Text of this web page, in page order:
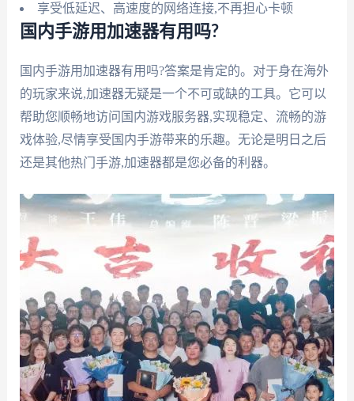
享受低延迟、高速度的网络连接,不再担心卡顿
国内手游用加速器有用吗?
国内手游用加速器有用吗?答案是肯定的。对于身在海外
的玩家来说,加速器无疑是一个不可或缺的工具。它可以
帮助您顺畅地访问国内游戏服务器,实现稳定、流畅的游
戏体验,尽情享受国内手游带来的乐趣。无论是明日之后
还是其他热门手游,加速器都是您必备的利器。